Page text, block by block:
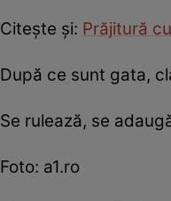
Citeşte şi: Prăjitură
După ce sunt gata,
Se rulează, se
Foto: a1.ro